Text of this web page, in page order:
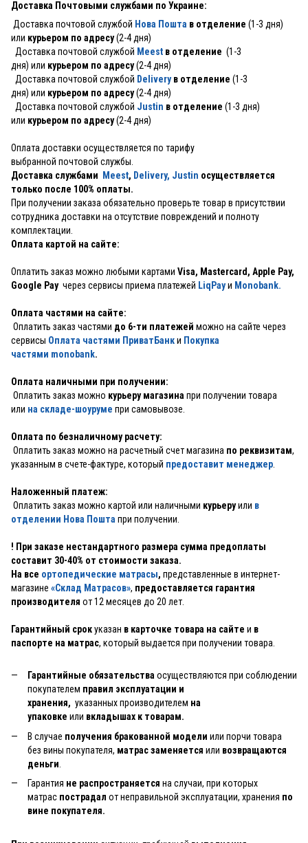
Доставка Почтовыми службами по Украине:
Доставка почтовой службой Нова Пошта в отделение (1-3 дня)
или курьером по адресу(2-4 дня)
Доставка почтовой службой Meest в отделение (1-3
дня) или курьером по адресу(2-4 дня)
Доставка почтовой службой Deliveryв отделение (1-3
дня) или курьером по адресу(2-4 дня)
Доставка почтовой службой Justin в отделение (1-3 дня)
или курьером по адресу(2-4 дня)
Оплата доставки осуществляется по тарифу
выбранной почтовой службы.
Доставка службами
Meest, Delivery, Justin осуществляется
только после 100% оплаты.
При получении заказа обязательно проверьте товар в присутствии
сотрудника доставки на отсутствие повреждений и полноту
комплектации.
Оплата картой на сайте:
Оплатить заказ можно любыми картами Visa, Mastercard, Apple Pay,
Google Pay через сервисы приема платежей LiqPayи Monobank.
Оплата частями на сайте:
Оплатить заказ частями до 6-ти платежей можно на сайте через
сервисы Оплата частями ПриватБанки Покупка
частями monobank.
Оплата наличными при получении:
Оплатить заказ можно курьеру магазина при получении товара
или на складе-шоуруме при самовывозе.
Оплата по безналичному расчету:
Оплатить заказ можно на расчетный счет магазина по реквизитам,
указанным в счете-фактуре, который предоставит менеджер.
Наложенный платеж:
Оплатить заказ можно картой или наличными курьеруили в
отделении Нова Пошта при получении.
! При заказе нестандартного размера сумма предоплаты
составит 30-40% от стоимости заказа.
На все ортопедические матрасы, представленные в интернет-
магазине «Склад Матрасов», предоставляется гарантия
производителя от 12 месяцев до 20 лет.
Гарантийный срокуказан в карточке товара на сайте и в
паспорте на матрас, который выдается при получении товара.
Гарантийные обязательства осуществляются при соблюдении
покупателем правил эксплуатации и
хранения, указанных производителем на
упаковке или вкладышах к товарам.
В случае получения бракованной модели или порчи товара
без вины покупателя, матрас заменяется или возвращаются
деньги
Гарантия не распространяется на случаи, при которых
матрас пострадал от неправильной эксплуатации, хранения по
вине покупателя.